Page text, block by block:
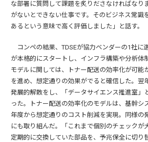
な部署に質問して課題を炙りださなければなり
がないとできない仕事です。そのビジネス常識
あるという意味で高く評価しました」と話す。
コンペの結果、TDSEが協力ベンダーの1社に
が本格的にスタートし、インフラ構築や分析体
モデルに関しては、トナー配送の効率化が可能
を進め、想定通りの効果がでると確信した。翌
発展的解散をし、「データサイエンス推進室」
った。トナー配送の効率化のモデルは、基幹シ
年度から想定通りのコスト削減を実現。同様の
にも取り組んだ。「これまで個別のチェックが
定期的に交換していた部品を、予兆保全に切り